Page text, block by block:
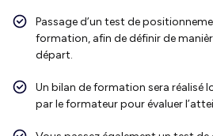
Passage d’un test de
formation, afin de définir de
départ.
Un bilan de formation sera réalisé
par le formateur pour évaluer